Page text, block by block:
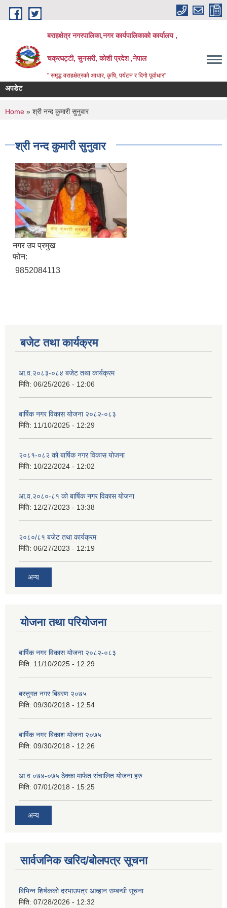
Skip to main content
बराहक्षेत्र नगरपालिका,नगर कार्यपालिकाको कार्यालय ,
चक्रघट्टी, सुनसरी, कोशी प्रदेश ,नेपाल
" समृद्ध वराहक्षेत्रकाे आधार, कृषि, पर्यटन र दिगो पूर्वाधार"
अपडेट
You are here
Home » श्री नन्द कुमारी सुनुवार
श्री नन्द कुमारी सुनुवार
नगर उप प्रमुख
फोन:
9852084113
बजेट तथा कार्यक्रम
आ.व.२०८३-०८४ बजेट तथा कार्यक्रम
मिति: 06/25/2026 - 12:06
बार्षिक नगर विकास योजना २०८२-०८३
मिति: 11/10/2025 - 12:29
२०८१-०८२ को बार्षिक नगर विकास योजना
मिति: 10/22/2024 - 12:02
आ.व.२०८०-८१ को बार्षिक नगर विकास योजना
मिति: 12/27/2023 - 13:38
२०८०/८१ बजेट तथा कार्यक्रम
मिति: 06/27/2023 - 12:19
अन्य
योजना तथा परियोजना
बार्षिक नगर विकास योजना २०८२-०८३
मिति: 11/10/2025 - 12:29
बस्तुगत नगर बिबरण २०७५
मिति: 09/30/2018 - 12:54
बार्षिक नगर बिकाश योजना २०७५
मिति: 09/30/2018 - 12:26
आ.व.०७४-०७५ ठेक्का मार्फत संचालित योजना हरु
मिति: 07/01/2018 - 15:25
अन्य
सार्वजनिक खरिद/बोलपत्र सूचना
बिभिन्‍न शिर्षकको दरभाउपत्र आव्हान सम्बन्धी सूचना
मिति: 07/28/2026 - 12:32